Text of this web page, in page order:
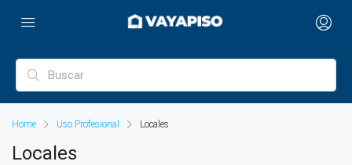
Home Uso Profesional Locales
Locales